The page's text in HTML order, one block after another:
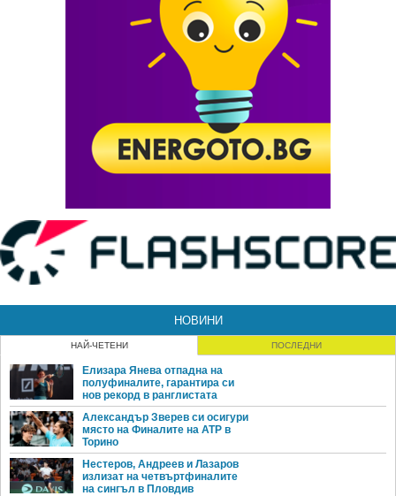
НОВИНИ
НАЙ-ЧЕТЕНИ ПОСЛЕДНИ
Елизара Янева отпадна на
полуфиналите, гарантира си
нов рекорд в ранглистата
Александър Зверев си осигури
място на Финалите на ATP в
Торино
Нестеров, Андреев и Лазаров
излизат на четвъртфиналите
на сингъл в Пловдив